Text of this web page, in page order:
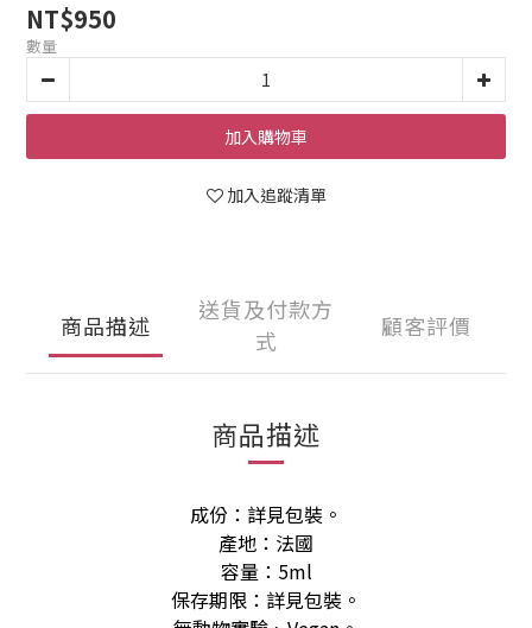
NT$950
數量
加入購物車
加入追蹤清單
商品描述
送貨及付款方
式
顧客評價
商品描述
成份：詳見包裝。
產地：法國
容量：5ml
保存期限：詳見包裝。